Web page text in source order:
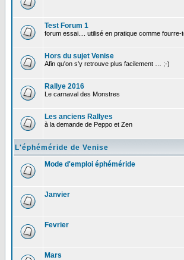
Test Forum 1
forum essai.... utilisé en pratique comme fourre-
Hors du sujet Venise
Afin qu'on s'y retrouve plus facilement … ;-)
Rallye 2016
Le carnaval des Monstres
Les anciens Rallyes
à la demande de Peppo et Zen
L'éphéméride de Venise
Mode d'emploi éphéméride
Janvier
Fevrier
Mars